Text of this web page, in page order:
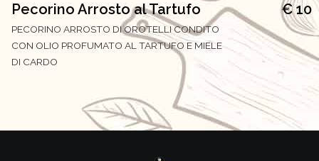
Pecorino Arrosto al Tartufo
PECORINO ARROSTO DI OROTELLI CONDITO
CON OLIO PROFUMATO AL TARTUFO E MIELE
DI CARDO
€ 10